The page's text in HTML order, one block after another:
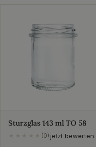
Sturzglas 143 ml TO 58
(0) jetzt bewerten